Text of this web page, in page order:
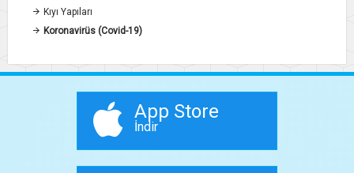
Kıyı Yapıları
Koronavirüs (Covid-19)
App Store
İndir